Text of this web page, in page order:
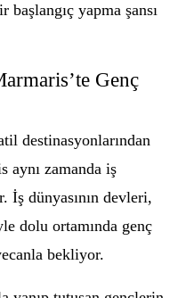
yapma şansı
Genç
destinasyonlarından
aynı zamanda iş
İş dünyasının devleri,
dolu ortamında genç
bekliyor.